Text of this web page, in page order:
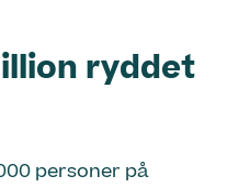
ryddet
personer på